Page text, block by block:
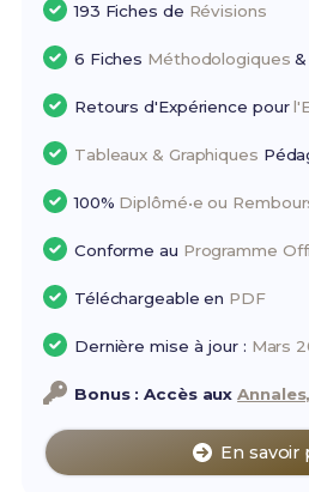
193 Fiches de Révisions
6 Fiches Méthodologiques
Retours d'Expérience pour
Tableaux & Graphiques
100% Diplômé•e ou
Conforme au Programme
Téléchargeable en PDF
Dernière mise à jour : Mars
Bonus : Accès aux
En savoir